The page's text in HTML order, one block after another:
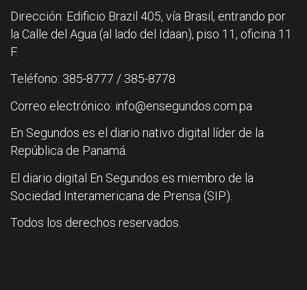
Dirección: Edificio Brazil 405, vía Brasil, entrando por
la Calle del Agua (al lado del Idaan), piso 11, oficina 11
F.
Teléfono: 385-8777 / 385-8778
Correo electrónico: info@ensegundos.com.pa
En Segundos es el diario nativo digital líder de la
República de Panamá.
El diario digital En Segundos es miembro de la
Sociedad Interamericana de Prensa (SIP).
Todos los derechos reservados.